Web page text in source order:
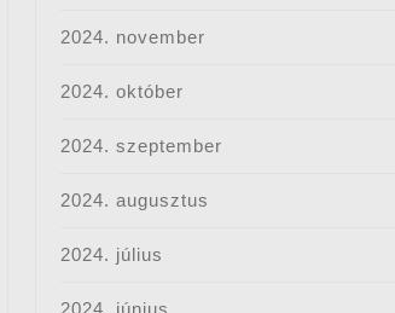
2024. november
2024. október
2024. szeptember
2024. augusztus
2024. július
2024. június